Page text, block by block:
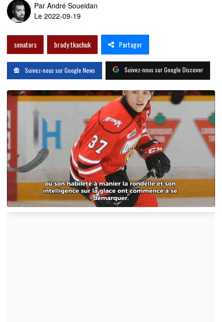
Par André Soueidan
Le 2022-09-19
senators brady tkachuk Partager
Suivez-nous sur Google News Suivez-nous sur Google Discover